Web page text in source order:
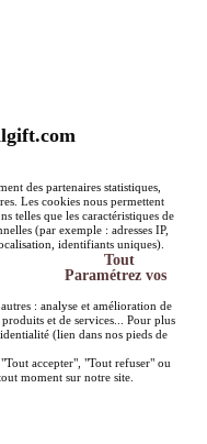
des partenaires statistiques,
Les cookies nous permettent
telles que les caractéristiques de
(par exemple : adresses IP,
identifiants uniques).
Tout
Paramétrez vos
: analyse et amélioration de
et de services... Pour plus
(lien dans nos pieds de
accepter", "Tout refuser" ou
moment sur notre site.